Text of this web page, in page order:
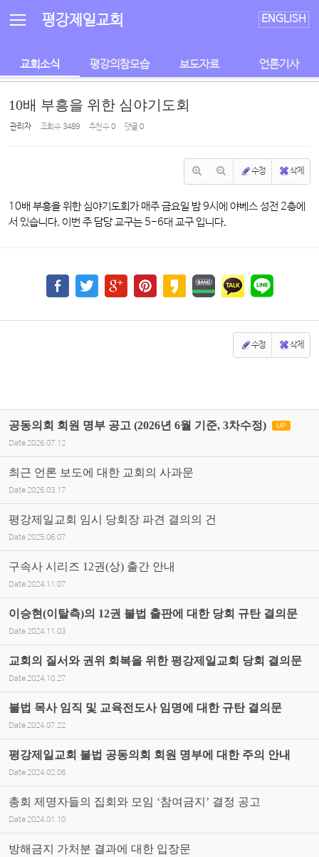
평강제일교회 ENGLISH
교회소식 평강의참모습 보도자료 언론기사
10배 부흥을 위한 심야기도회
관리자 조회 수3489 추천 수0 댓글0
수정 삭제
10배 부흥을 위한 심야기도회가 매주 금요일 밤 9시에 야베스 성전 2층에
서 있습니다. 이번 주 담당 교구는 5-6대 교구 입니다.
수정 삭제
공동의회 회원 명부 공고 (2026년 6월 기준, 3차수정) UP
Date 2026.07.12
최근 언론 보도에 대한 교회의 사과문
Date 2026.03.17
평강제일교회 임시 당회장 파견 결의의 건
Date 2025.06.07
구속사 시리즈 12권(상) 출간 안내
Date 2024.11.07
이승현(이탈측)의 12권 불법 출판에 대한 당회 규탄 결의문
Date 2024.11.03
교회의 질서와 권위 회복을 위한 평강제일교회 당회 결의문
Date 2024.10.27
불법 목사 임직 및 교육전도사 임명에 대한 규탄 결의문
Date 2024.07.22
평강제일교회 불법 공동의회 회원 명부에 대한 주의 안내
Date 2024.02.06
총회 제명자들의 집회와 모임 ‘참여금지’ 결정 공고
Date 2024.01.10
방해금지 가처분 결과에 대한 입장문